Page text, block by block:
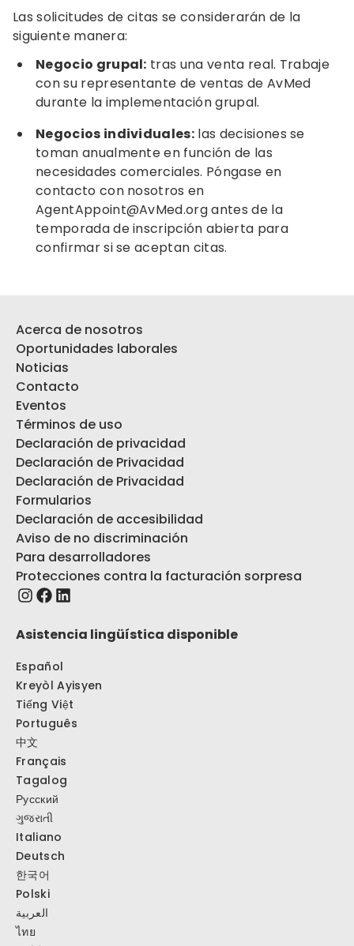
Las solicitudes de citas se considerarán de la
siguiente manera:
Negocio grupal: tras una venta real. Trabaje
con su representante de ventas de AvMed
durante la implementación grupal.
Negocios individuales: las decisiones se
toman anualmente en función de las
necesidades comerciales. Póngase en
contacto con nosotros en
AgentAppoint@AvMed.organtes de la
temporada de inscripción abierta para
confirmar si se aceptan citas.
Acerca de nosotros
Oportunidades laborales
Noticias
Contacto
Eventos
Términos de uso
Declaración de privacidad
Declaración de Privacidad
Declaración de Privacidad
Formularios
Declaración de accesibilidad
Aviso de no discriminación
Para desarrolladores
Protecciones contra la facturación sorpresa
Asistencia lingüística disponible
Español
Kreyòl Ayisyen
Tiếng Việt
Português
中文
Français
Tagalog
Русский
ગુજરાતી
Italiano
Deutsch
한국어
Polski
العربية
ไทย